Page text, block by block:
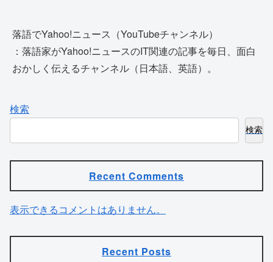
落語でYahoo!ニュース（YouTubeチャンネル）
：落語家がYahoo!ニュースのIT関連の記事を毎日、面白
おかしく伝えるチャンネル（日本語、英語）。
検索
検索
Recent Comments
表示できるコメントはありません。
Recent Posts